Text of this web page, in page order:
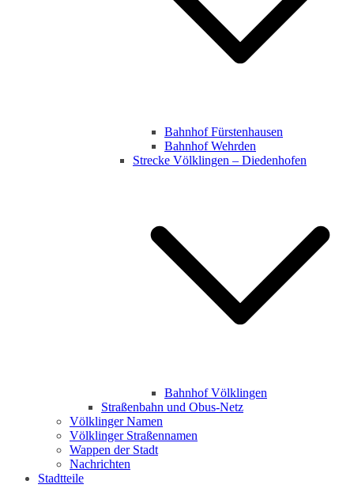
Bahnhof Fürstenhausen
Bahnhof Wehrden
Strecke Völklingen – Diedenhofen
Bahnhof Völklingen
Straßenbahn und Obus-Netz
Völklinger Namen
Völklinger Straßennamen
Wappen der Stadt
Nachrichten
Stadtteile